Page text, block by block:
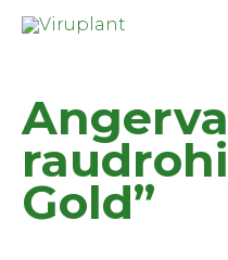
Gold”